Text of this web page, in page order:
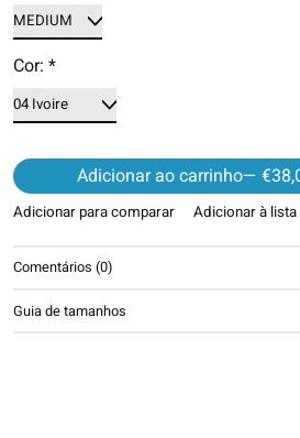
Cor: *
Adicionar ao carrinho —
Adicionar para comparar Adicionar à
Comentários (0)
Guia de tamanhos